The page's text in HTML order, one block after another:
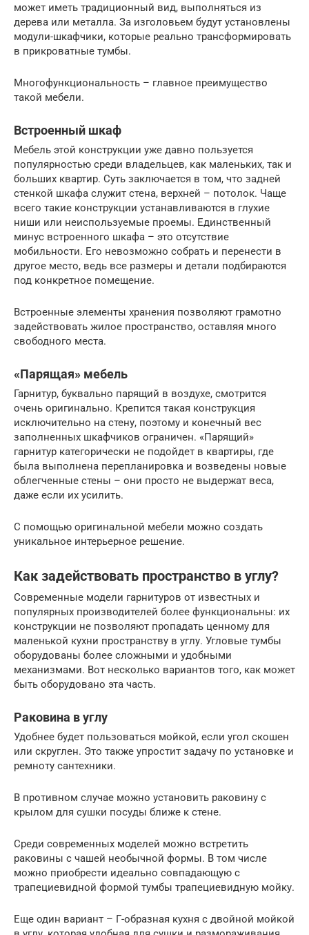
может иметь традиционный вид, выполняться из
дерева или металла. За изголовьем будут установлены
модули-шкафчики, которые реально трансформировать
в прикроватные тумбы.
Многофункциональность – главное преимущество
такой мебели.
Встроенный шкаф
Мебель этой конструкции уже давно пользуется
популярностью среди владельцев, как маленьких, так и
больших квартир. Суть заключается в том, что задней
стенкой шкафа служит стена, верхней – потолок. Чаще
всего такие конструкции устанавливаются в глухие
ниши или неиспользуемые проемы. Единственный
минус встроенного шкафа – это отсутствие
мобильности. Его невозможно собрать и перенести в
другое место, ведь все размеры и детали подбираются
под конкретное помещение.
Встроенные элементы хранения позволяют грамотно
задействовать жилое пространство, оставляя много
свободного места.
«Парящая» мебель
Гарнитур, буквально парящий в воздухе, смотрится
очень оригинально. Крепится такая конструкция
исключительно на стену, поэтому и конечный вес
заполненных шкафчиков ограничен. «Парящий»
гарнитур категорически не подойдет в квартиры, где
была выполнена перепланировка и возведены новые
облегченные стены – они просто не выдержат веса,
даже если их усилить.
С помощью оригинальной мебели можно создать
уникальное интерьерное решение.
Как задействовать пространство в углу?
Современные модели гарнитуров от известных и
популярных производителей более функциональны: их
конструкции не позволяют пропадать ценному для
маленькой кухни пространству в углу. Угловые тумбы
оборудованы более сложными и удобными
механизмами. Вот несколько вариантов того, как может
быть оборудовано эта часть.
Раковина в углу
Удобнее будет пользоваться мойкой, если угол скошен
или скруглен. Это также упростит задачу по установке и
ремноту сантехники.
В противном случае можно установить раковину с
крылом для сушки посуды ближе к стене.
Среди современных моделей можно встретить
раковины с чашей необычной формы. В том числе
можно приобрести идеально совпадающую с
трапециевидной формой тумбы трапециевидную мойку.
Еще один вариант – Г-образная кухня с двойной мойкой